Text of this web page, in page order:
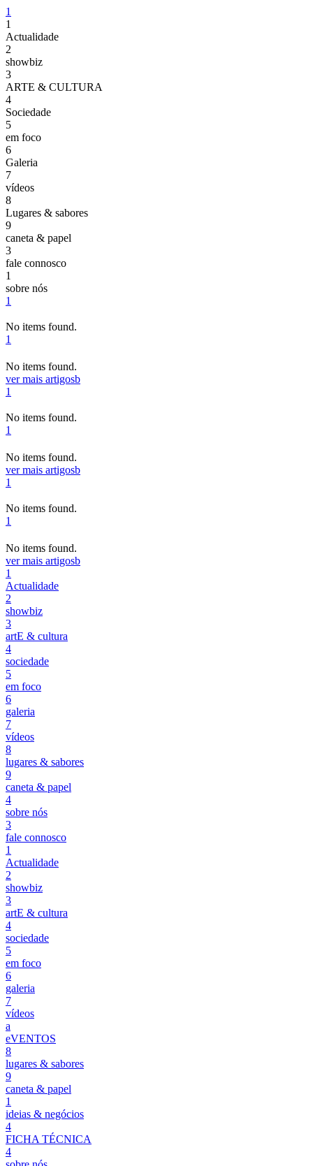
1
1
Actualidade
2
showbiz
3
ARTE & CULTURA
4
Sociedade
5
em foco
6
Galeria
7
vídeos
8
Lugares & sabores
9
caneta & papel
3
fale connosco
1
sobre nós
1
No items found.
1
No items found.
ver mais artigosb
1
No items found.
1
No items found.
ver mais artigosb
1
No items found.
1
No items found.
ver mais artigosb
1
Actualidade
2
showbiz
3
artE & cultura
4
sociedade
5
em foco
6
galeria
7
vídeos
8
lugares & sabores
9
caneta & papel
4
sobre nós
3
fale connosco
1
Actualidade
2
showbiz
3
artE & cultura
4
sociedade
5
em foco
6
galeria
7
vídeos
a
eVENTOS
8
lugares & sabores
9
caneta & papel
1
ideias & negócios
4
FICHA TÉCNICA
4